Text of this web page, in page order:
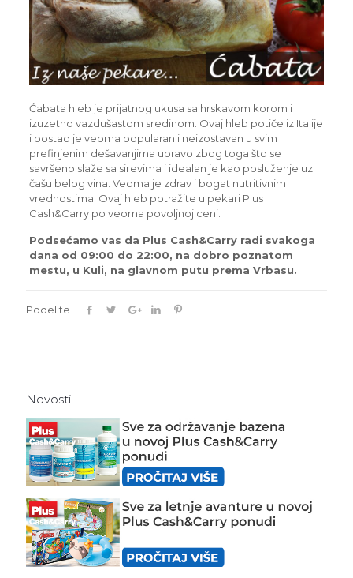
Ćabata hleb je prijatnog ukusa sa hrskavom korom i
izuzetno vazdušastom sredinom. Ovaj hleb potiče iz Italije
i postao je veoma popularan i neizostavan u svim
prefinjenim dešavanjima upravo zbog toga što se
savršeno slaže sa sirevima i idealan je kao posluženje uz
čašu belog vina. Veoma je zdrav i bogat nutritivnim
vrednostima. Ovaj hleb potražite u pekari Plus
Cash&Carry po veoma povoljnoj ceni.
Podsećamo vas da Plus Cash&Carry radi svakoga
dana od 09:00 do 22:00, na dobro poznatom
mestu, u Kuli, na glavnom putu prema Vrbasu.
Podelite
Novosti